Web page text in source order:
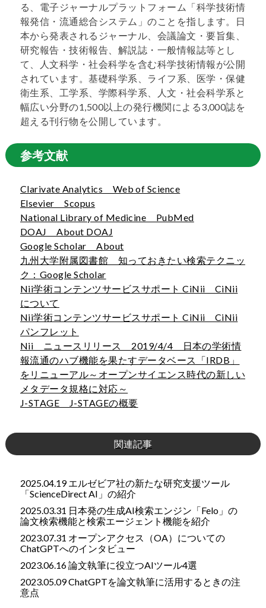
る、電子ジャーナルプラットフォーム「科学技術情
報発信・流通総合システム」のことを指します。日
本から発表されるジャーナル、会議論文・要旨集、
研究報告・技術報告、解説誌・一般情報誌等とし
て、人文科学・社会科学を含む科学技術情報が公開
されています。基礎科学系、ライフ系、医学・保健
衛生系、工学系、学際科学系、人文・社会科学系と
幅広い分野の1,500以上の発行機関による3,000誌を
超える刊行物を公開しています。
参考文献
Clarivate Analytics Web of Science
Elsevier Scopus
National Library of Medicine PubMed
DOAJ About DOAJ
Google Scholar About
九州大学附属図書館 知っておきたい検索テクニッ
ク：Google Scholar
Nii学術コンテンツサービスサポート CiNii CiNii
について
Nii学術コンテンツサービスサポート CiNii CiNii
パンフレット
Nii ニュースリリース 2019/4/4 日本の学術情
報流通のハブ機能を果たすデータベース「IRDB」
をリニューアル～オープンサイエンス時代の新しい
メタデータ規格に対応～
J-STAGE J-STAGEの概要
関連記事
2025.04.19 エルゼビア社の新たな研究支援ツール
「ScienceDirect AI」の紹介
2025.03.31 日本発の生成AI検索エンジン「Felo」の
論文検索機能と検索エージェント機能を紹介
2023.07.31 オープンアクセス（OA）についての
ChatGPTへのインタビュー
2023.06.16 論文執筆に役立つAIツール4選
2023.05.09 ChatGPTを論文執筆に活用するときの注
意点